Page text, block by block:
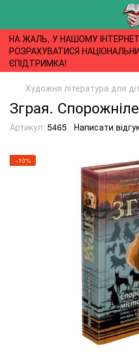
НА ЖАЛЬ, У НАШОМУ
РОЗРАХУВАТИСЯ
ЄПІДТРИМКА!
Художня література для
Зграя.
Артикул: 5465 Написати
−10%